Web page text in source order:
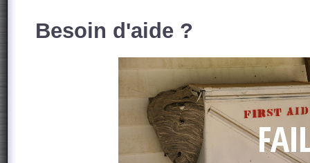
Besoin d'aide ?